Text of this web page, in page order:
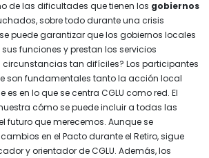
de las dificultades que tienen los gobiernos
sobre todo durante una crisis
puede garantizar que los gobiernos locales
funciones y prestan los servicios
circunstancias tan difíciles? Los participantes
son fundamentales tanto la acción local
en lo que se centra CGLU como red. El
cómo se puede incluir a todas las
futuro que merecemos. Aunque se
en el Pacto durante el Retiro, sigue
y orientador de CGLU. Además, los